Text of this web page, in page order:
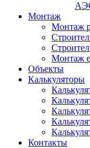
Монтаж
Монтаж
Монтаж
Объекты
Калькуляторы
Контакты